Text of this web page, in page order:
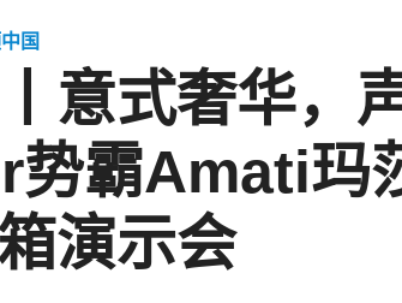
国
意式奢华，
势霸Amati玛
演示会